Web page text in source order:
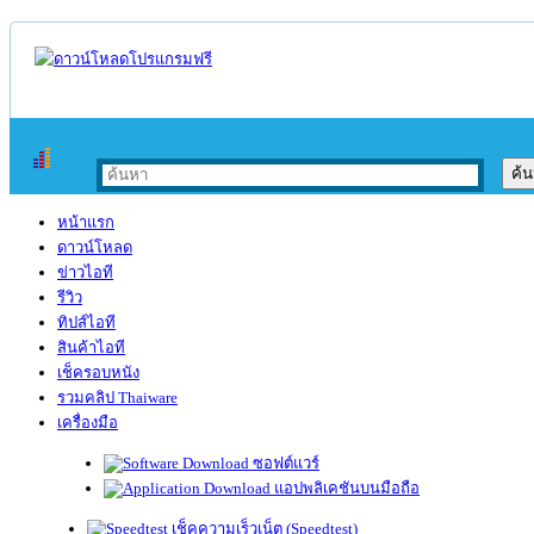
หน้าแรก
ดาวน์โหลด
ข่าวไอที
รีวิว
ทิปส์ไอที
สินค้าไอที
เช็ครอบหนัง
รวมคลิป Thaiware
เครื่องมือ
ซอฟต์แวร์
แอปพลิเคชันบนมือถือ
เช็คความเร็วเน็ต (Speedtest)